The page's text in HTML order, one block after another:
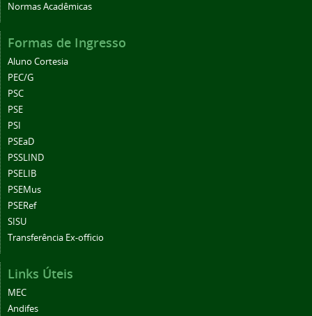
Normas Acadêmicas
Formas de Ingresso
Aluno Cortesia
PEC/G
PSC
PSE
PSI
PSEaD
PSSLIND
PSELIB
PSEMus
PSERef
SISU
Transferência Ex-officio
Links Úteis
MEC
Andifes